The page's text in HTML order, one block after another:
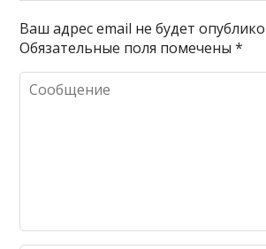
Ваш адрес email не будет
Обязательные поля помечены*